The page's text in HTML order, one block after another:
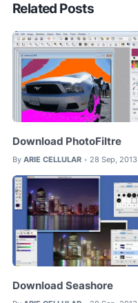
Related Posts
Download PhotoFiltre
By ARIE CELLULAR • 28 Sep, 2013
Download Seashore